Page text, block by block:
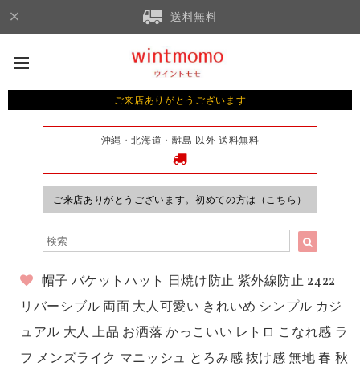
送料無料
ご来店ありがとうございます
沖縄・北海道・離島 以外 送料無料
ご来店ありがとうございます。初めての方は（こちら）
帽子 バケットハット 日焼け防止 紫外線防止 2422
リバーシブル 両面 大人可愛い きれいめ シンプル カジ
ュアル 大人 上品 お洒落 かっこいい レトロ こなれ感 ラ
フ メンズライク マニッシュ とろみ感 抜け感 無地 春 秋